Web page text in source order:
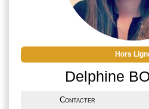
Hors
Delphine
Contacter